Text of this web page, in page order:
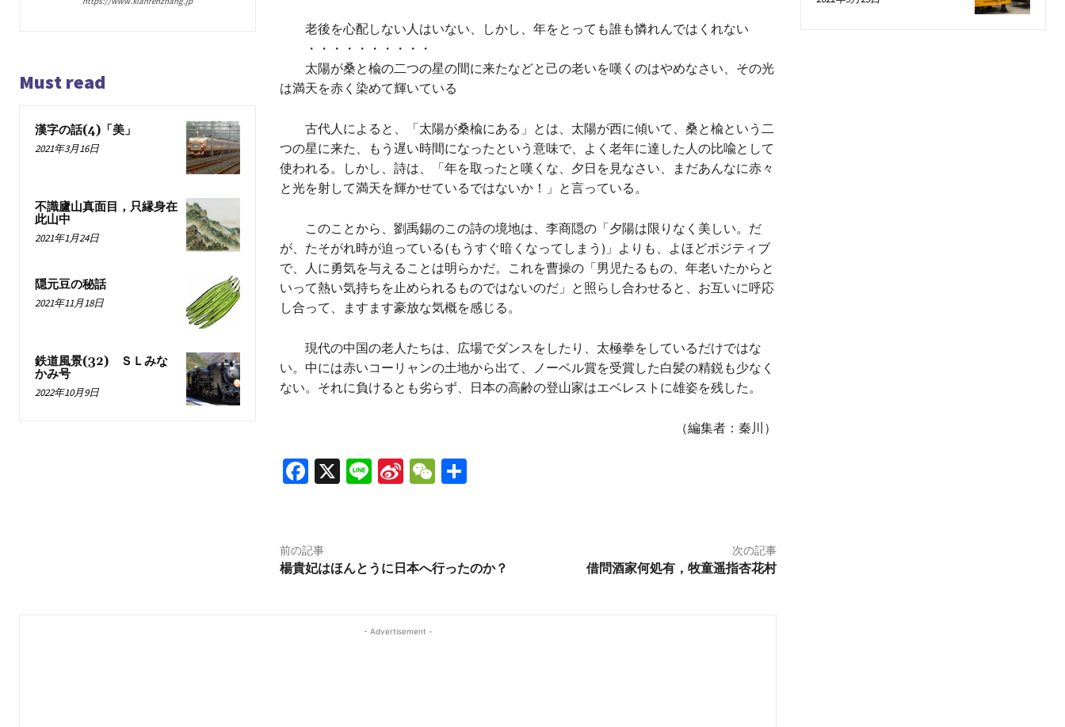
Must read
漢字の話(4)「美」
2021年3月16日
不識廬山真面目，只縁身在
此山中
2021年1月24日
隠元豆の秘話
2021年11月18日
鉄道風景(32) ＳＬみな
かみ号
2022年10月9日
o
老後を心配しない人はいない、しかし、年をとっても誰も憐れんではくれない
・・・・・・・・・・
太陽が桑と楡の二つの星の間に来たなどと己の老いを嘆くのはやめなさい、その光
は満天を赤く染めて輝いている
古代人によると、「太陽が桑楡にある」とは、太陽が西に傾いて、桑と楡という二
つの星に来た、もう遅い時間になったという意味で、よく老年に達した人の比喩として
使われる。しかし、詩は、「年を取ったと嘆くな、夕日を見なさい、まだあんなに赤々
と光を射して満天を輝かせているではないか！」と言っている。
このことから、劉禹錫のこの詩の境地は、李商隠の「夕陽は限りなく美しい。だ
が、たそがれ時が迫っている(もうすぐ暗くなってしまう)」よりも、よほどポジティブ
で、人に勇気を与えることは明らかだ。これを曹操の「男児たるもの、年老いたからと
いって熱い気持ちを止められるものではないのだ」と照らし合わせると、お互いに呼応
し合って、ますます豪放な気概を感じる。
現代の中国の老人たちは、広場でダンスをしたり、太極拳をしているだけではな
い。中には赤いコーリャンの土地から出て、ノーベル賞を受賞した白髪の精鋭も少なく
ない。それに負けるとも劣らず、日本の高齢の登山家はエベレストに雄姿を残した。
（編集者：秦川）
Fa
o
o
X Li Si
ei
o
W
at
共
前の記事
楊貴妃はほんとうに日本へ行ったのか？
次の記事
借問酒家何処有，牧童遥指杏花村
- Advertisement -